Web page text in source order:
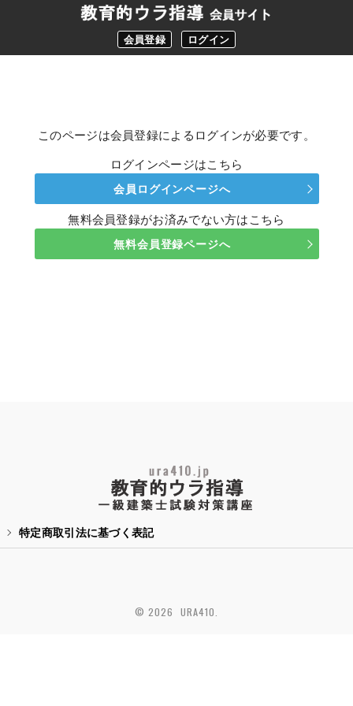
会員登録 ログイン
このページは会員登録によるログインが必要です。
ログインページはこちら
会員ログインページへ
無料会員登録がお済みでない方はこちら
無料会員登録ページへ
特定商取引法に基づく表記
© 2026 URA410.